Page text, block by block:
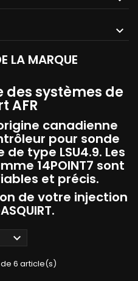
LA MARQUE
des systèmes de
AFR
canadienne
pour sonde
type LSU4.9. Les
14POINT7 sont
et précis.
de votre injection

6 article(s)